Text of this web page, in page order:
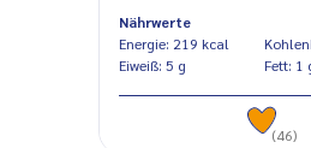
Nährwerte
Energie: 219 kcal
Eiweiß: 5 g
Fett:
(46)